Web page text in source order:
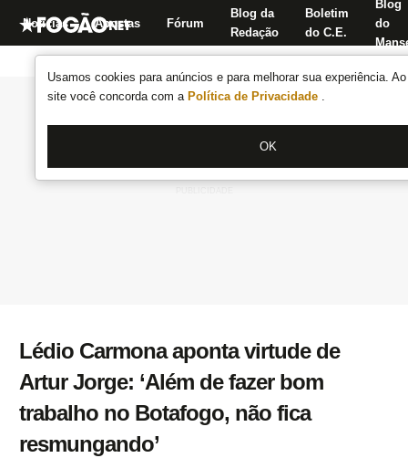
Usamos cookies para anúncios e para melhorar sua experiência.
site você concorda com a Política de Privacidade .
OK
Notícias Apostas Fórum
Blog da
Redação
Boletim
do C.E.
Blog
do
Lédio Carmona aponta virtude de
Artur Jorge: ‘Além de fazer bom
trabalho no Botafogo, não fica
resmungando’